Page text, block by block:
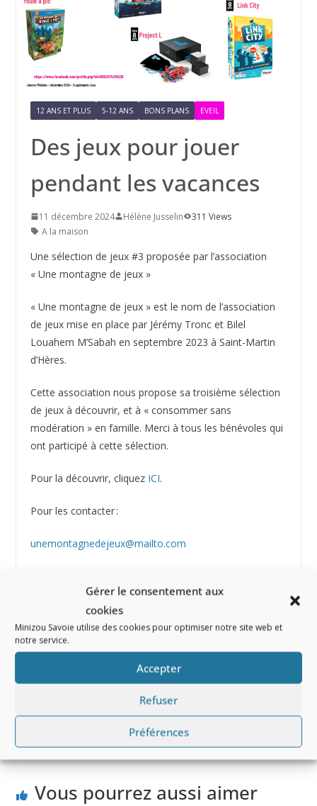
Gérer le consentement aux
cookies
Minizou Savoie utilise des cookies pour optimiser notre site web et
notre service.
Accepter
Refuser
Préférences
12 ANS ET PLUS 5-12 ANS BONS PLANS EVEIL
Des jeux pour jouer
pendant les vacances
11 décembre 2024 Hélène Jusselin
311 Views
A la maison
Une sélection de jeux #3 proposée par l’association
« Une montagne de jeux »
« Une montagne de jeux » est le nom de l’association
de jeux mise en place par Jérémy Tronc et Bilel
Louahem M’Sabah en septembre 2023 à Saint-Martin
d’Hères.
Cette association nous propose sa troisième sélection
de jeux à découvrir, et à « consommer sans
modération » en famille. Merci à tous les bénévoles qui
ont participé à cette sélection.
Pour la découvrir, cliquez ICI.
Pour les contacter :
unemontagnedejeux@mailto.com
https://www.facebook.com/profile.php?
id=61552274278235
« Parution de « Mômissime », un nouveau journal
Livre documentaire – « Petites Bêtes en très gros »
Vous pourrez aussi aimer